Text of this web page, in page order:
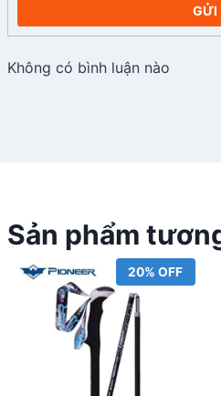
GỬI
Không có bình luận nào
Sản phẩm
20% OFF